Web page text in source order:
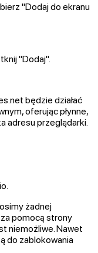
"Dodaj do ekranu
"Dodaj".
będzie działać
oferując płynne,
adresu przeglądarki.
żadnej
pomocą strony
niemożliwe. Nawet
do zablokowania